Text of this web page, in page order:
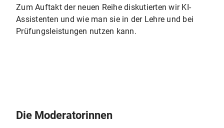
Zum Auftakt der neuen Reihe diskutierten wir KI-
Assistenten und wie man sie in der Lehre und bei
Prüfungsleistungen nutzen kann.
Die Moderatorinnen